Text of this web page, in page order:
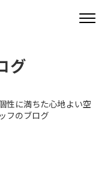
グ
性に満ちた心地よい空
フのブログ